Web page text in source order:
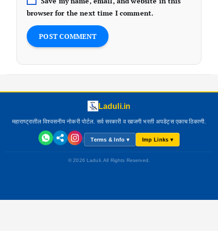
browser for the next time I comment.
Laduli.in
महाराष्ट्रातील विश्वसनीय नोकरी पोर्टल. सर्व सरकारी व खाजगी भरती अपडेट्स एकाच ठिकाणी.
| Terms & Info ▾ Imp Links ▾
© 2026 Laduli. All Rights Reserved.